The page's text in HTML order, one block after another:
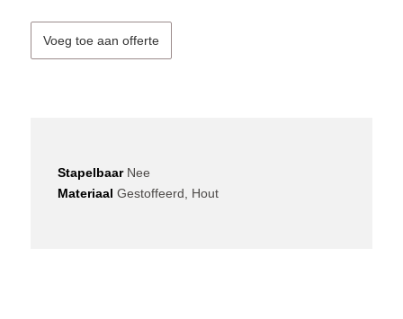
Voeg toe aan offerte
StapelbaarNee
Materiaal Gestoffeerd, Hout